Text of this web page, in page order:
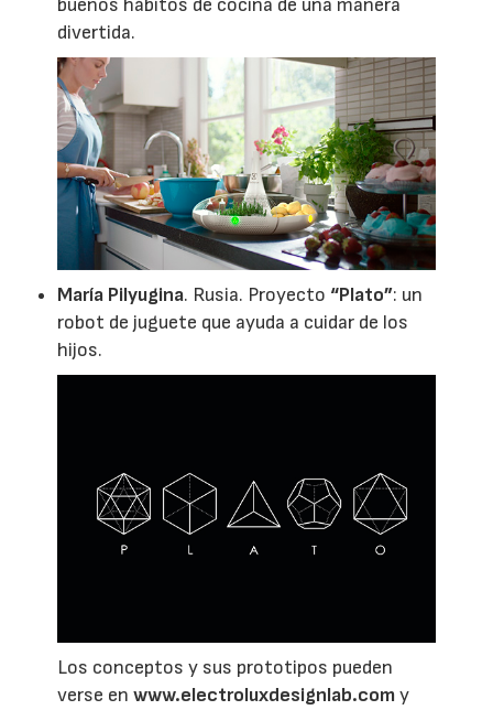
buenos hábitos de cocina de una manera
divertida.
María Pilyugina. Rusia. Proyecto “Plato”: un
robot de juguete que ayuda a cuidar de los
hijos.
Los conceptos y sus prototipos pueden
verse enwww.electroluxdesignlab.comy